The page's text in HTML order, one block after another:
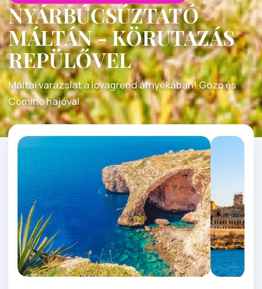
NYÁRBÚCSÚZTATÓ
MÁLTÁN - KÖRUTAZÁS
REPÜLŐVEL
Máltai varázslat a lovagrend árnyékában! Gozo és
Comino hajóval